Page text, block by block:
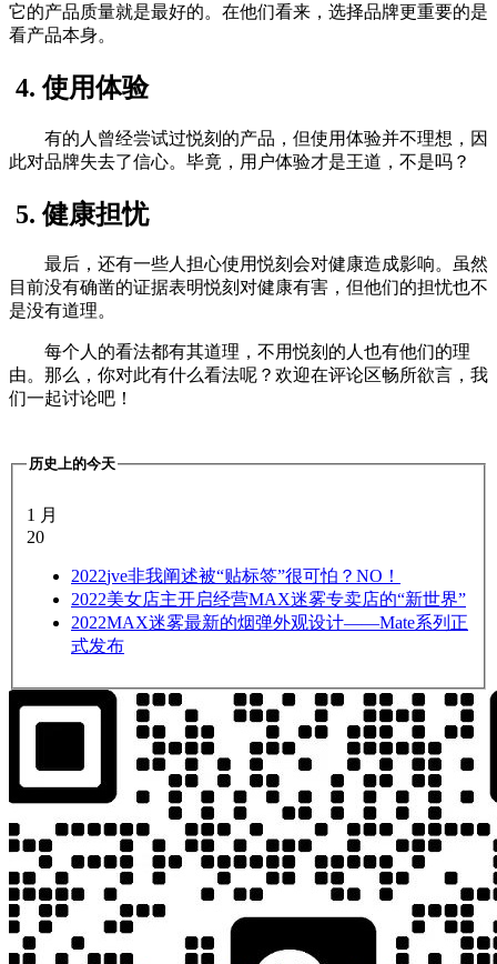
它的产品质量就是最好的。在他们看来，选择品牌更重要的是
看产品本身。
4. 使用体验
有的人曾经尝试过悦刻的产品，但使用体验并不理想，因
此对品牌失去了信心。毕竟，用户体验才是王道，不是吗？
5. 健康担忧
最后，还有一些人担心使用悦刻会对健康造成影响。虽然
目前没有确凿的证据表明悦刻对健康有害，但他们的担忧也不
是没有道理。
每个人的看法都有其道理，不用悦刻的人也有他们的理
由。那么，你对此有什么看法呢？欢迎在评论区畅所欲言，我
们一起讨论吧！
历史上的今天
1 月
20
2022jve非我阐述被“贴标签”很可怕？NO！
2022美女店主开启经营MAX迷雾专卖店的“新世界”
2022MAX迷雾最新的烟弹外观设计——Mate系列正
式发布